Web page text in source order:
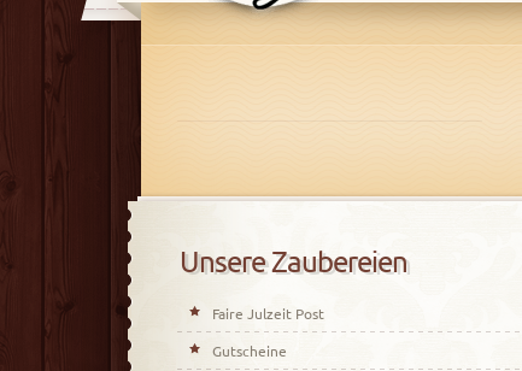
Unsere Zaubereien
Faire Julzeit Post
Gutscheine